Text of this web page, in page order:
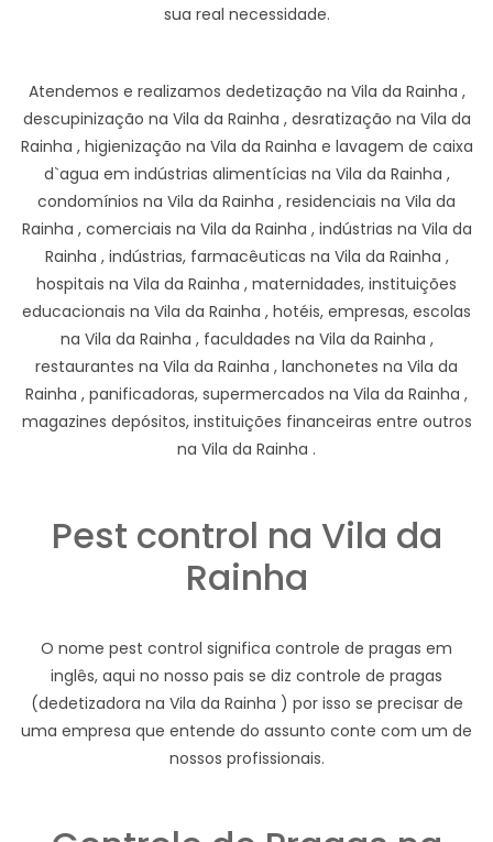
sua real necessidade.
Atendemos e realizamos dedetização na Vila da Rainha ,
descupinização na Vila da Rainha , desratização na Vila da
Rainha , higienização na Vila da Rainha e lavagem de caixa
d`agua em indústrias alimentícias na Vila da Rainha ,
condomínios na Vila da Rainha , residenciais na Vila da
Rainha , comerciais na Vila da Rainha , indústrias na Vila da
Rainha , indústrias, farmacêuticas na Vila da Rainha ,
hospitais na Vila da Rainha , maternidades, instituições
educacionais na Vila da Rainha , hotéis, empresas, escolas
na Vila da Rainha , faculdades na Vila da Rainha ,
restaurantes na Vila da Rainha , lanchonetes na Vila da
Rainha , panificadoras, supermercados na Vila da Rainha ,
magazines depósitos, instituições financeiras entre outros
na Vila da Rainha .
Pest control na Vila da
Rainha
O nome pest control significa controle de pragas em
inglês, aqui no nosso pais se diz controle de pragas
(dedetizadora na Vila da Rainha ) por isso se precisar de
uma empresa que entende do assunto conte com um de
nossos profissionais.